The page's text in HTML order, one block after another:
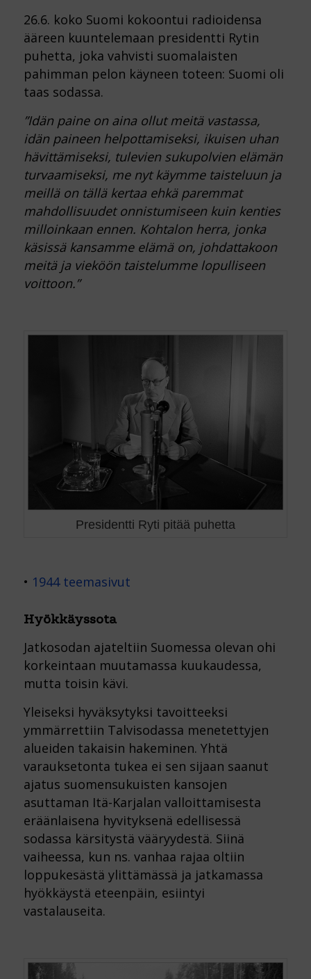
26.6. koko Suomi kokoontui radioidensa
ääreen kuuntelemaan presidentti Rytin
puhetta, joka vahvisti suomalaisten
pahimman pelon käyneen toteen: Suomi oli
taas sodassa.
”Idän paine on aina ollut meitä vastassa,
idän paineen helpottamiseksi, ikuisen uhan
hävittämiseksi, tulevien sukupolvien elämän
turvaamiseksi, me nyt käymme taisteluun ja
meillä on tällä kertaa ehkä paremmat
mahdollisuudet onnistumiseen kuin kenties
milloinkaan ennen. Kohtalon herra, jonka
käsissä kansamme elämä on, johdattakoon
meitä ja vieköön taistelumme lopulliseen
voittoon.”
Presidentti Ryti pitää puhetta
• 1944 teemasivut
Hyökkäyssota
Jatkosodan ajateltiin Suomessa olevan ohi
korkeintaan muutamassa kuukaudessa,
mutta toisin kävi.
Yleiseksi hyväksytyksi tavoitteeksi
ymmärrettiin Talvisodassa menetettyjen
alueiden takaisin hakeminen. Yhtä
varauksetonta tukea ei sen sijaan saanut
ajatus suomensukuisten kansojen
asuttaman Itä-Karjalan valloittamisesta
eräänlaisena hyvityksenä edellisessä
sodassa kärsitystä vääryydestä. Siinä
vaiheessa, kun ns. vanhaa rajaa oltiin
loppukesästä ylittämässä ja jatkamassa
hyökkäystä eteenpäin, esiintyi
vastalauseita.